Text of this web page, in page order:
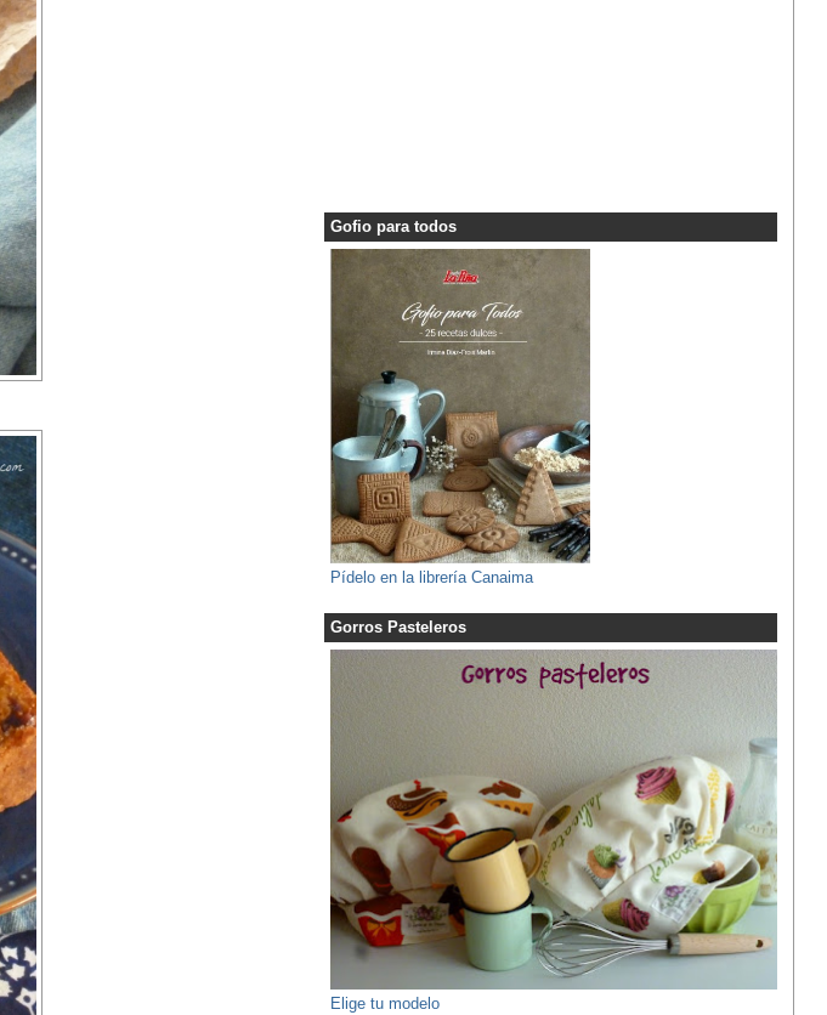
Gofio para todos
Pídelo en la librería Canaima
Gorros Pasteleros
Elige tu modelo